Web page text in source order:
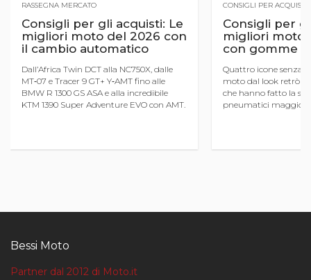
RASSEGNA MERCATO
Consigli per gli acquisti: Le
migliori moto del 2026 con
il cambio automatico
Dall’Africa Twin DCT alla NC750X, dalle
MT‑07 e Tracer 9 GT+ Y‑AMT fino alle
BMW R 1300 GS ASA e alla incredibile
KTM 1390 Super Adventure EVO con AMT.
CONSIGLI PER ACQUISTI
Consigli per
migliori moto
con gomme
Quattro icone senza
moto dal look retrò
che hanno fatto la
pneumatici
Bessi Moto
Partner dal 2012 di Moto.it